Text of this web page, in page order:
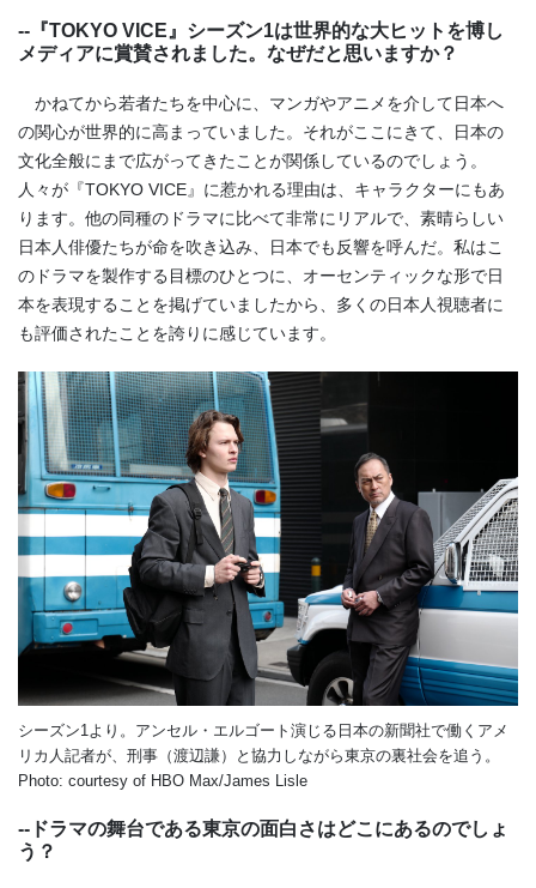
--『TOKYO VICE 』シーズン1は世界的な大ヒットを博し
メディアに賞賛されました。なぜだと思いますか？
かねてから若者たちを中心に、マンガやアニメを介して日本へ
の関心が世界的に高まっていました。それがここにきて、日本の
文化全般にまで広がってきたことが関係しているのでしょう。
人々が『TOKYO VICE』に惹かれる理由は、キャラクターにもあ
ります。他の同種のドラマに比べて非常にリアルで、素晴らしい
日本人俳優たちが命を吹き込み、日本でも反響を呼んだ。私はこ
のドラマを製作する目標のひとつに、オーセンティックな形で日
本を表現することを掲げていましたから、多くの日本人視聴者に
も評価されたことを誇りに感じています。
シーズン1より。アンセル・エルゴート演じる日本の新聞社で働くアメ
リカ人記者が、刑事（渡辺謙）と協力しながら東京の裏社会を追う。
Photo: courtesy of HBO Max/James Lisle
--ドラマの舞台である東京の面白さはどこにあるのでしょ
う？